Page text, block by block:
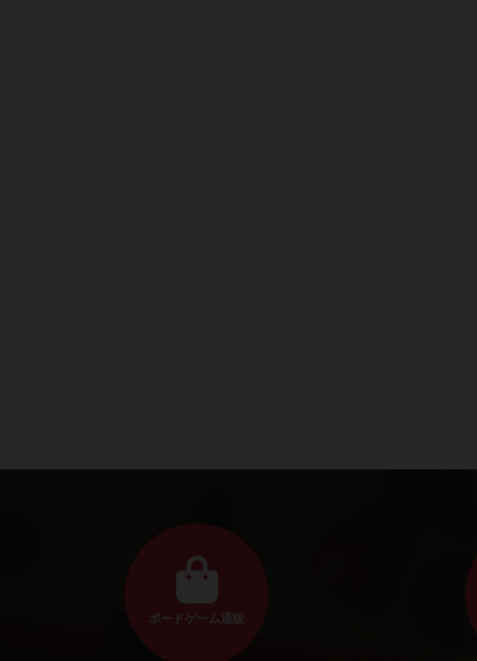
ボードゲーム通販